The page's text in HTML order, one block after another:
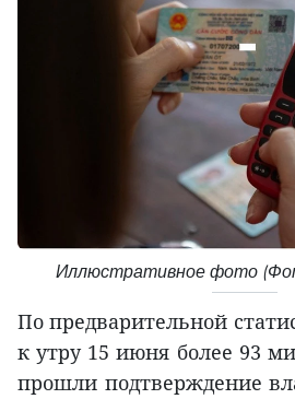
Иллюстративное фото
По предварительной
к утру 15 июня более 93
прошли подтверждение